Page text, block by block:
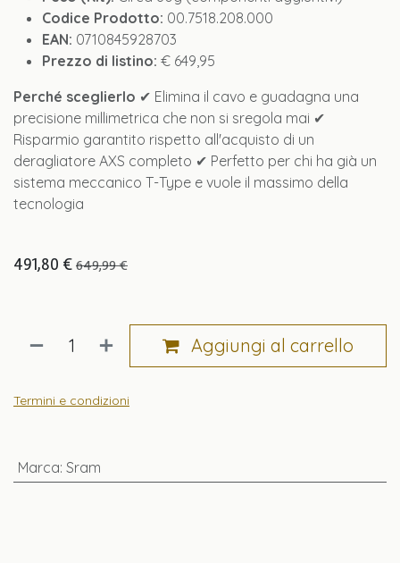
Codice Prodotto: 00.7518.208.000
EAN: 0710845928703
Prezzo di listino: € 649,95
Perché sceglierlo ✔ Elimina il cavo e guadagna una
precisione millimetrica che non si sregola mai ✔
Risparmio garantito rispetto all'acquisto di un
deragliatore AXS completo ✔ Perfetto per chi ha già un
sistema meccanico T-Type e vuole il massimo della
tecnologia
491,80 € 649,99€
Aggiungi al carrello
Termini e condizioni
Marca: Sram